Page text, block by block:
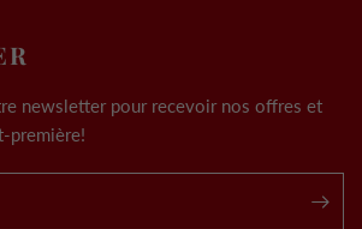
newsletter pour recevoir nos offres et
première!